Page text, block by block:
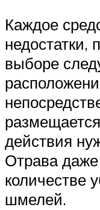
Каждое
недостатки,
выборе
действия
Отрава
количестве
шмелей.